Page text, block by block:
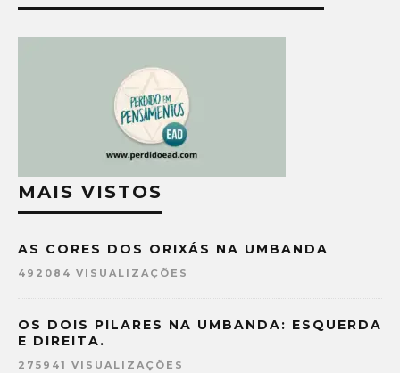
MAIS VISTOS
AS CORES DOS ORIXÁS NA UMBANDA
492084 VISUALIZAÇÕES
OS DOIS PILARES NA UMBANDA: ESQUERDA
E DIREITA.
275941 VISUALIZAÇÕES